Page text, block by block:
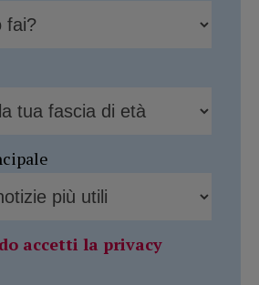
accetti la privacy